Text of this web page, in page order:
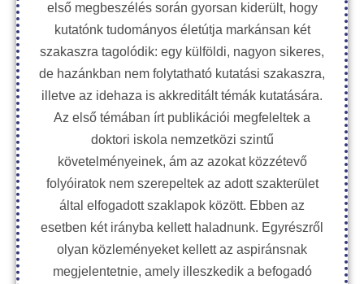
első megbeszélés során gyorsan kiderült, hogy
kutatónk tudományos életútja markánsan két
szakaszra tagolódik: egy külföldi, nagyon sikeres,
de hazánkban nem folytatható kutatási szakaszra,
illetve az idehaza is akkreditált témák kutatására.
Az első témában írt publikációi megfeleltek a
doktori iskola nemzetközi szintű
követelményeinek, ám az azokat közzétevő
folyóiratok nem szerepeltek az adott szakterület
által elfogadott szaklapok között. Ebben az
esetben két irányba kellett haladnunk. Egyrészről
olyan közleményeket kellett az aspiránsnak
megjelentetnie, amely illeszkedik a befogadó